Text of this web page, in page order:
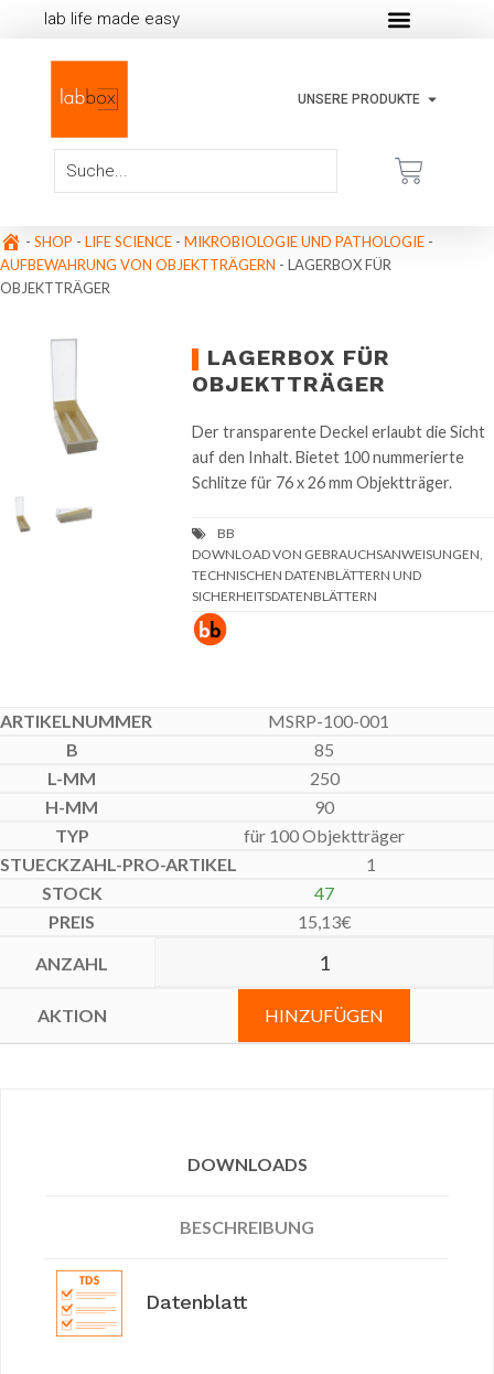
lab life made easy
UNSERE PRODUKTE
- SHOP - LIFE SCIENCE - MIKROBIOLOGIE UND PATHOLOGIE -
AUFBEWAHRUNG VON OBJEKTTRÄGERN - LAGERBOX FÜR
OBJEKTTRÄGER
LAGERBOX FÜR
OBJEKTTRÄGER
Der transparente Deckel erlaubt die Sicht
auf den Inhalt. Bietet 100 nummerierte
Schlitze für 76 x 26 mm Objektträger.
DOWNLOAD VON GEBRAUCHSANWEISUNGEN,
TECHNISCHEN DATENBLÄTTERN UND
SICHERHEITSDATENBLÄTTERN
MSRP-100-001
85
250
90
für 100 Objektträger
1
47
15,13€
HINZUFÜGEN
DOWNLOADS
BESCHREIBUNG
Datenblatt